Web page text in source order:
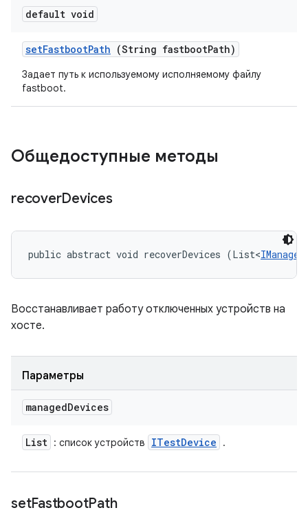
default void
setFastbootPath (String fastbootPath)
Задает путь к используемому исполняемому файлу
fastboot.
Общедоступные методы
recoverDevices
public abstract void recoverDevices (List<
Восстанавливает работу отключенных устройств на
хосте.
Параметры
managedDevices
List : список устройств ITestDevice .
setFastbootPath